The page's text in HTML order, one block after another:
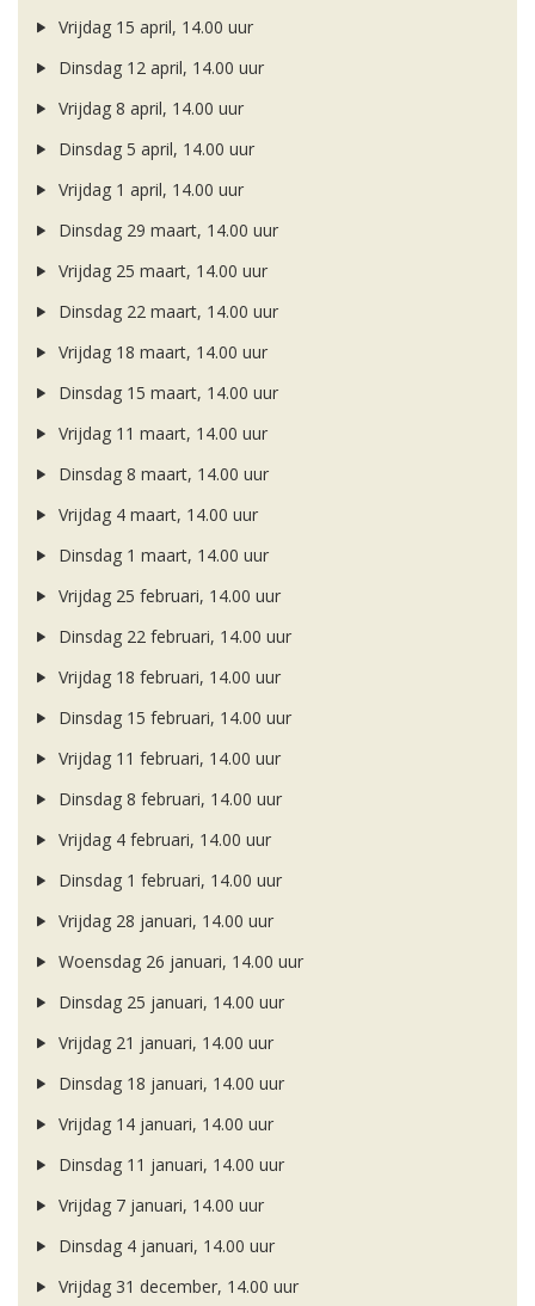
Vrijdag 15 april, 14.00 uur
Dinsdag 12 april, 14.00 uur
Vrijdag 8 april, 14.00 uur
Dinsdag 5 april, 14.00 uur
Vrijdag 1 april, 14.00 uur
Dinsdag 29 maart, 14.00 uur
Vrijdag 25 maart, 14.00 uur
Dinsdag 22 maart, 14.00 uur
Vrijdag 18 maart, 14.00 uur
Dinsdag 15 maart, 14.00 uur
Vrijdag 11 maart, 14.00 uur
Dinsdag 8 maart, 14.00 uur
Vrijdag 4 maart, 14.00 uur
Dinsdag 1 maart, 14.00 uur
Vrijdag 25 februari, 14.00 uur
Dinsdag 22 februari, 14.00 uur
Vrijdag 18 februari, 14.00 uur
Dinsdag 15 februari, 14.00 uur
Vrijdag 11 februari, 14.00 uur
Dinsdag 8 februari, 14.00 uur
Vrijdag 4 februari, 14.00 uur
Dinsdag 1 februari, 14.00 uur
Vrijdag 28 januari, 14.00 uur
Woensdag 26 januari, 14.00 uur
Dinsdag 25 januari, 14.00 uur
Vrijdag 21 januari, 14.00 uur
Dinsdag 18 januari, 14.00 uur
Vrijdag 14 januari, 14.00 uur
Dinsdag 11 januari, 14.00 uur
Vrijdag 7 januari, 14.00 uur
Dinsdag 4 januari, 14.00 uur
Vrijdag 31 december, 14.00 uur